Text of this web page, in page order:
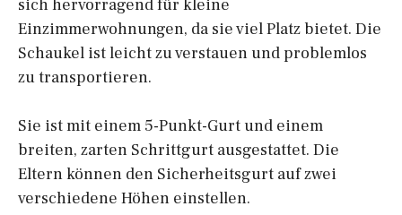
sich hervorragend für kleine
Einzimmerwohnungen, da sie viel Platz bietet. Die
Schaukel ist leicht zu verstauen und problemlos
zu transportieren.
Sie ist mit einem 5-Punkt-Gurt und einem
breiten, zarten Schrittgurt ausgestattet. Die
Eltern können den Sicherheitsgurt auf zwei
verschiedene Höhen einstellen.